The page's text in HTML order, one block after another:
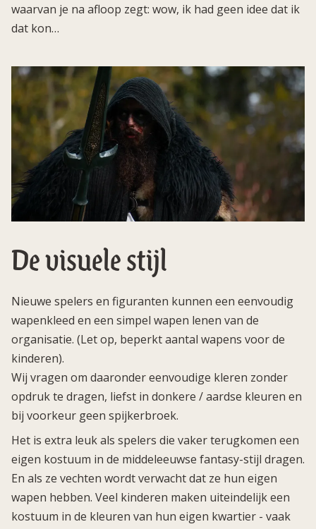
waarvan je na afloop zegt: wow, ik had geen idee dat ik
dat kon…
De visuele stijl
Nieuwe spelers en figuranten kunnen een eenvoudig
wapenkleed en een simpel wapen lenen van de
organisatie. (Let op, beperkt aantal wapens voor de
kinderen).
Wij vragen om daaronder eenvoudige kleren zonder
opdruk te dragen, liefst in donkere / aardse kleuren en
bij voorkeur geen spijkerbroek.
Het is extra leuk als spelers die vaker terugkomen een
eigen kostuum in de middeleeuwse fantasy-stijl dragen.
En als ze vechten wordt verwacht dat ze hun eigen
wapen hebben. Veel kinderen maken uiteindelijk een
kostuum in de kleuren van hun eigen kwartier - vaak